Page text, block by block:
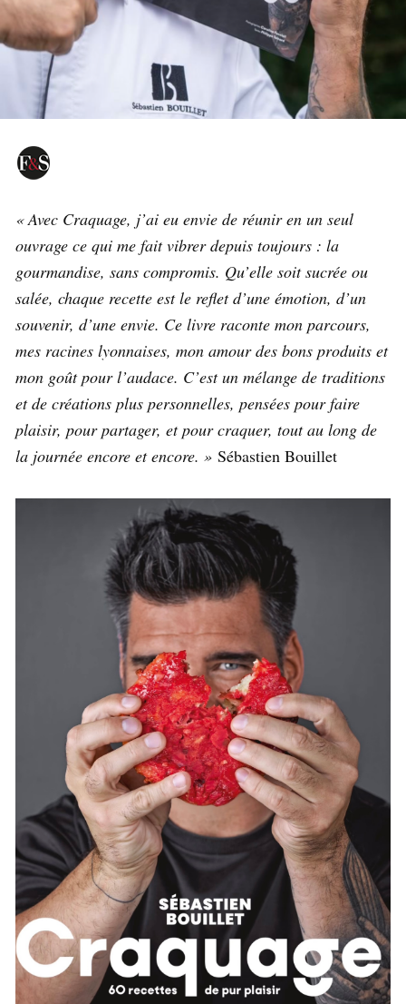
« Avec Craquage, j’ai eu envie de réunir en un seul
ouvrage ce qui me fait vibrer depuis toujours : la
gourmandise, sans compromis. Qu’elle soit sucrée ou
salée, chaque recette est le reflet d’une émotion, d’un
souvenir, d’une envie. Ce livre raconte mon parcours,
mes racines lyonnaises, mon amour des bons produits et
mon goût pour l’audace. C’est un mélange de traditions
et de créations plus personnelles, pensées pour faire
plaisir, pour partager, et pour craquer, tout au long de
la journée encore et encore. » Sébastien Bouillet